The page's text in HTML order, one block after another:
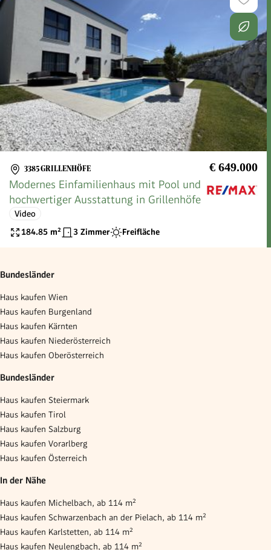
3385 GRILLENHÖFE € 649.000
Modernes Einfamilienhaus mit Pool und
hochwertiger Ausstattung in Grillenhöfe
Video
184.85 m² 3 Zimmer Freifläche
Bundesländer
Haus kaufen Wien
Haus kaufen Burgenland
Haus kaufen Kärnten
Haus kaufen Niederösterreich
Haus kaufen Oberösterreich
Bundesländer
Haus kaufen Steiermark
Haus kaufen Tirol
Haus kaufen Salzburg
Haus kaufen Vorarlberg
Haus kaufen Österreich
In der Nähe
Haus kaufen Michelbach, ab 114 m²
Haus kaufen Schwarzenbach an der Pielach, ab 114 m²
Haus kaufen Karlstetten, ab 114 m²
Haus kaufen Neulengbach, ab 114 m²